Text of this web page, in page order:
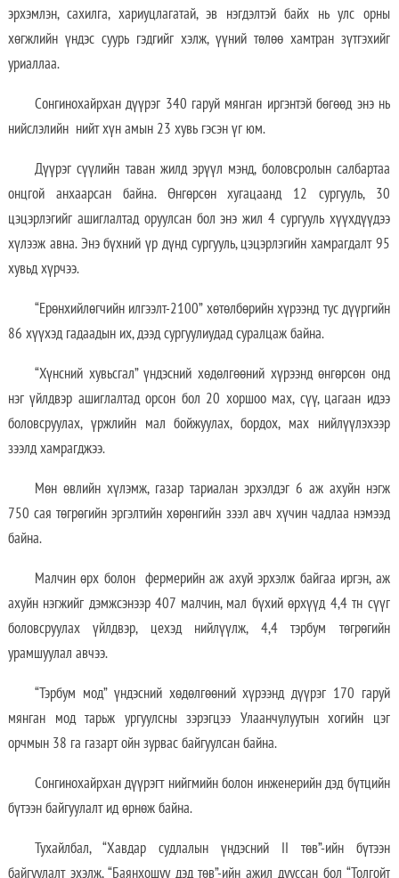
эрхэмлэн, сахилга, хариуцлагатай, эв нэгдэлтэй байх нь улс орны
хөгжлийн үндэс суурь гэдгийг хэлж, үүний төлөө хамтран зүтгэхийг
уриаллаа.
Сонгинохайрхан дүүрэг 340 гаруй мянган иргэнтэй бөгөөд энэ нь
нийслэлийн нийт хүн амын 23 хувь гэсэн үг юм.
Дүүрэг сүүлийн таван жилд эрүүл мэнд, боловсролын салбартаа
онцгой анхаарсан байна. Өнгөрсөн хугацаанд 12 сургууль, 30
цэцэрлэгийг ашиглалтад оруулсан бол энэ жил 4 сургууль хүүхдүүдээ
хүлээж авна. Энэ бүхний үр дүнд сургууль, цэцэрлэгийн хамрагдалт 95
хувьд хүрчээ.
“Ерөнхийлөгчийн илгээлт-2100” хөтөлбөрийн хүрээнд тус дүүргийн
86 хүүхэд гадаадын их, дээд сургуулиудад суралцаж байна.
“Хүнсний хувьсгал” үндэсний хөдөлгөөний хүрээнд өнгөрсөн онд
нэг үйлдвэр ашиглалтад орсон бол 20 хоршоо мах, сүү, цагаан идээ
боловсруулах, үржлийн мал бойжуулах, бордох, мах нийлүүлэхээр
зээлд хамрагджээ.
Мөн өвлийн хүлэмж, газар тариалан эрхэлдэг 6 аж ахуйн нэгж
750 сая төгрөгийн эргэлтийн хөрөнгийн зээл авч хүчин чадлаа нэмээд
байна.
Малчин өрх болон фермерийн аж ахуй эрхэлж байгаа иргэн, аж
ахуйн нэгжийг дэмжсэнээр 407 малчин, мал бүхий өрхүүд 4,4 тн сүүг
боловсруулах үйлдвэр, цехэд нийлүүлж, 4,4 тэрбум төгрөгийн
урамшуулал авчээ.
“Тэрбум мод” үндэсний хөдөлгөөний хүрээнд дүүрэг 170 гаруй
мянган мод тарьж ургуулсны зэрэгцээ Улаанчулуутын хогийн цэг
орчмын 38 га газарт ойн зурвас байгуулсан байна.
Сонгинохайрхан дүүрэгт нийгмийн болон инженерийн дэд бүтцийн
бүтээн байгуулалт ид өрнөж байна.
Тухайлбал, “Хавдар судлалын үндэсний II төв”-ийн бүтээн
байгуулалт эхэлж, “Баянхошуу дэд төв”-ийн ажил дууссан бол “Толгойт